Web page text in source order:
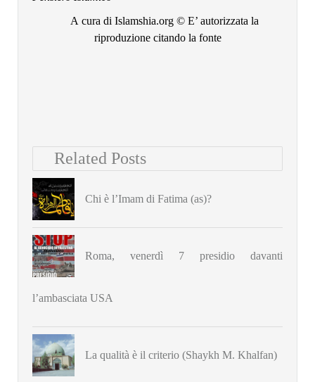
A cura di Islamshia.org © E’ autorizzata la
riproduzione citando la fonte
Related Posts
Chi è l’Imam di Fatima (as)?
Roma, venerdì 7 presidio davanti
l’ambasciata USA
La qualità è il criterio (Shaykh M. Khalfan)